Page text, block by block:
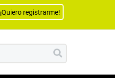
¡Quiero registrarme!